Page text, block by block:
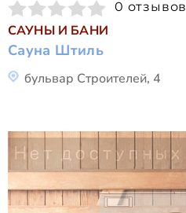
0 отзывов
САУНЫ И БАНИ
Сауна Штиль
бульвар Строителей, 4